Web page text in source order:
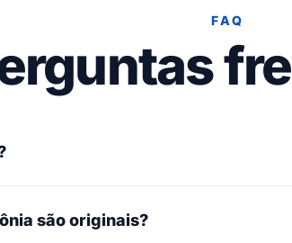
FAQ
são originais?